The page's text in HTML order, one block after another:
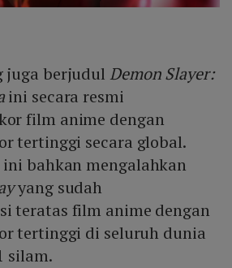
juga berjudul Demon Slayer:
ini secara resmi
film anime dengan
tertinggi secara global.
bahkan mengalahkan
yang sudah
teratas film anime dengan
tertinggi di seluruh dunia
silam.